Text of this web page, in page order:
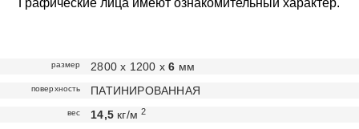
Графические лица имеют ознакомительный характер.
размер 2800 х 1200 х6 мм
поверхность ПАТИНИРОВАННАЯ
вес 14,5 кг/м2